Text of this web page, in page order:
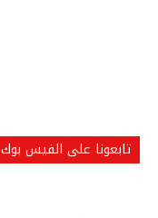
تابعونا على الفيس بوك